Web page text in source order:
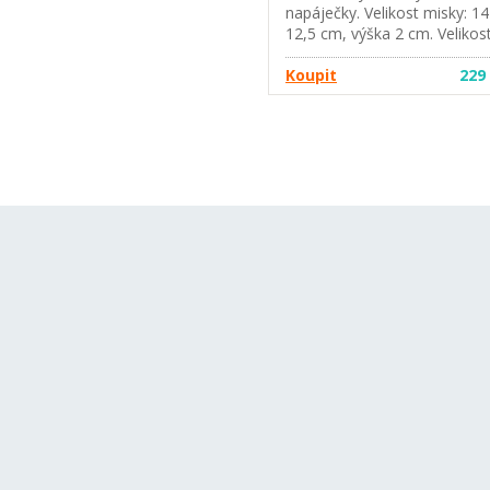
napáječky. Velikost misky:
12,5 cm, výška 2 cm.
napáječky: 11,5 cm x 10 cm,
výška 3 cm.
Koupit 229